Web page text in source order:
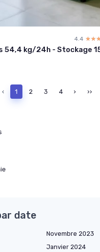
4.4
54,4 kg/24h - Stockage
‹ 1 2 3 4 › ››
date
Novembre 2023
Janvier 2024